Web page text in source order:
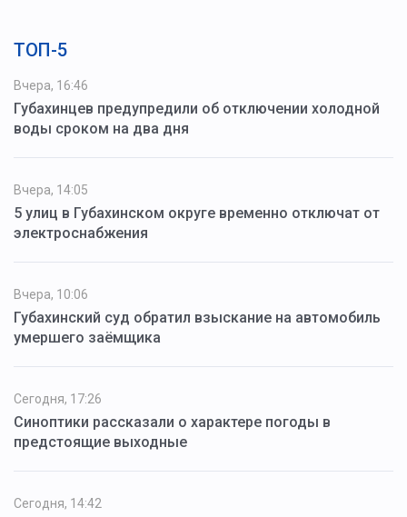
ТОП-5
Вчера, 16:46
Губахинцев предупредили об отключении холодной
воды сроком на два дня
Вчера, 14:05
5 улиц в Губахинском округе временно отключат от
электроснабжения
Вчера, 10:06
Губахинский суд обратил взыскание на автомобиль
умершего заёмщика
Сегодня, 17:26
Синоптики рассказали о характере погоды в
предстоящие выходные
Сегодня, 14:42